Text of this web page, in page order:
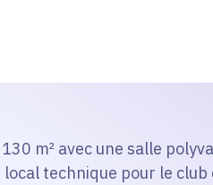
m² avec une salle
technique pour le club